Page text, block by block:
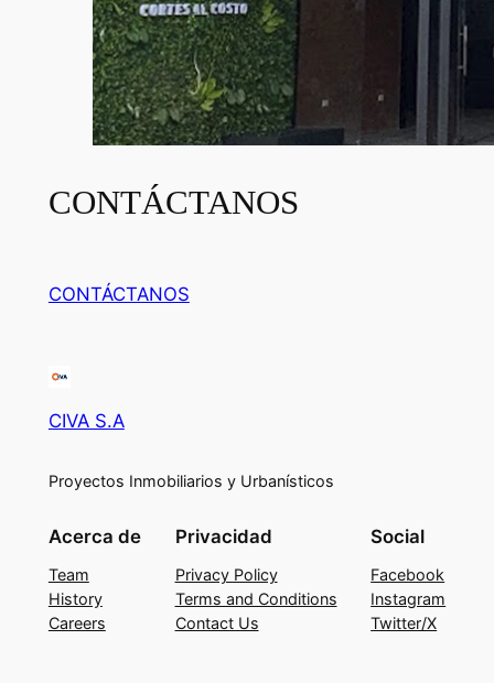
CONTÁCTANOS
CONTÁCTANOS
CIVA S.A
Proyectos Inmobiliarios y Urbanísticos
Acerca de
Team
History
Careers
Privacidad
Privacy Policy
Terms and Conditions
Contact Us
Social
Facebook
Instagram
Twitter/X